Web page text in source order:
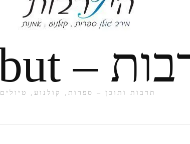
תרבות ותוכן – ספרות, קולנוע, טיולים